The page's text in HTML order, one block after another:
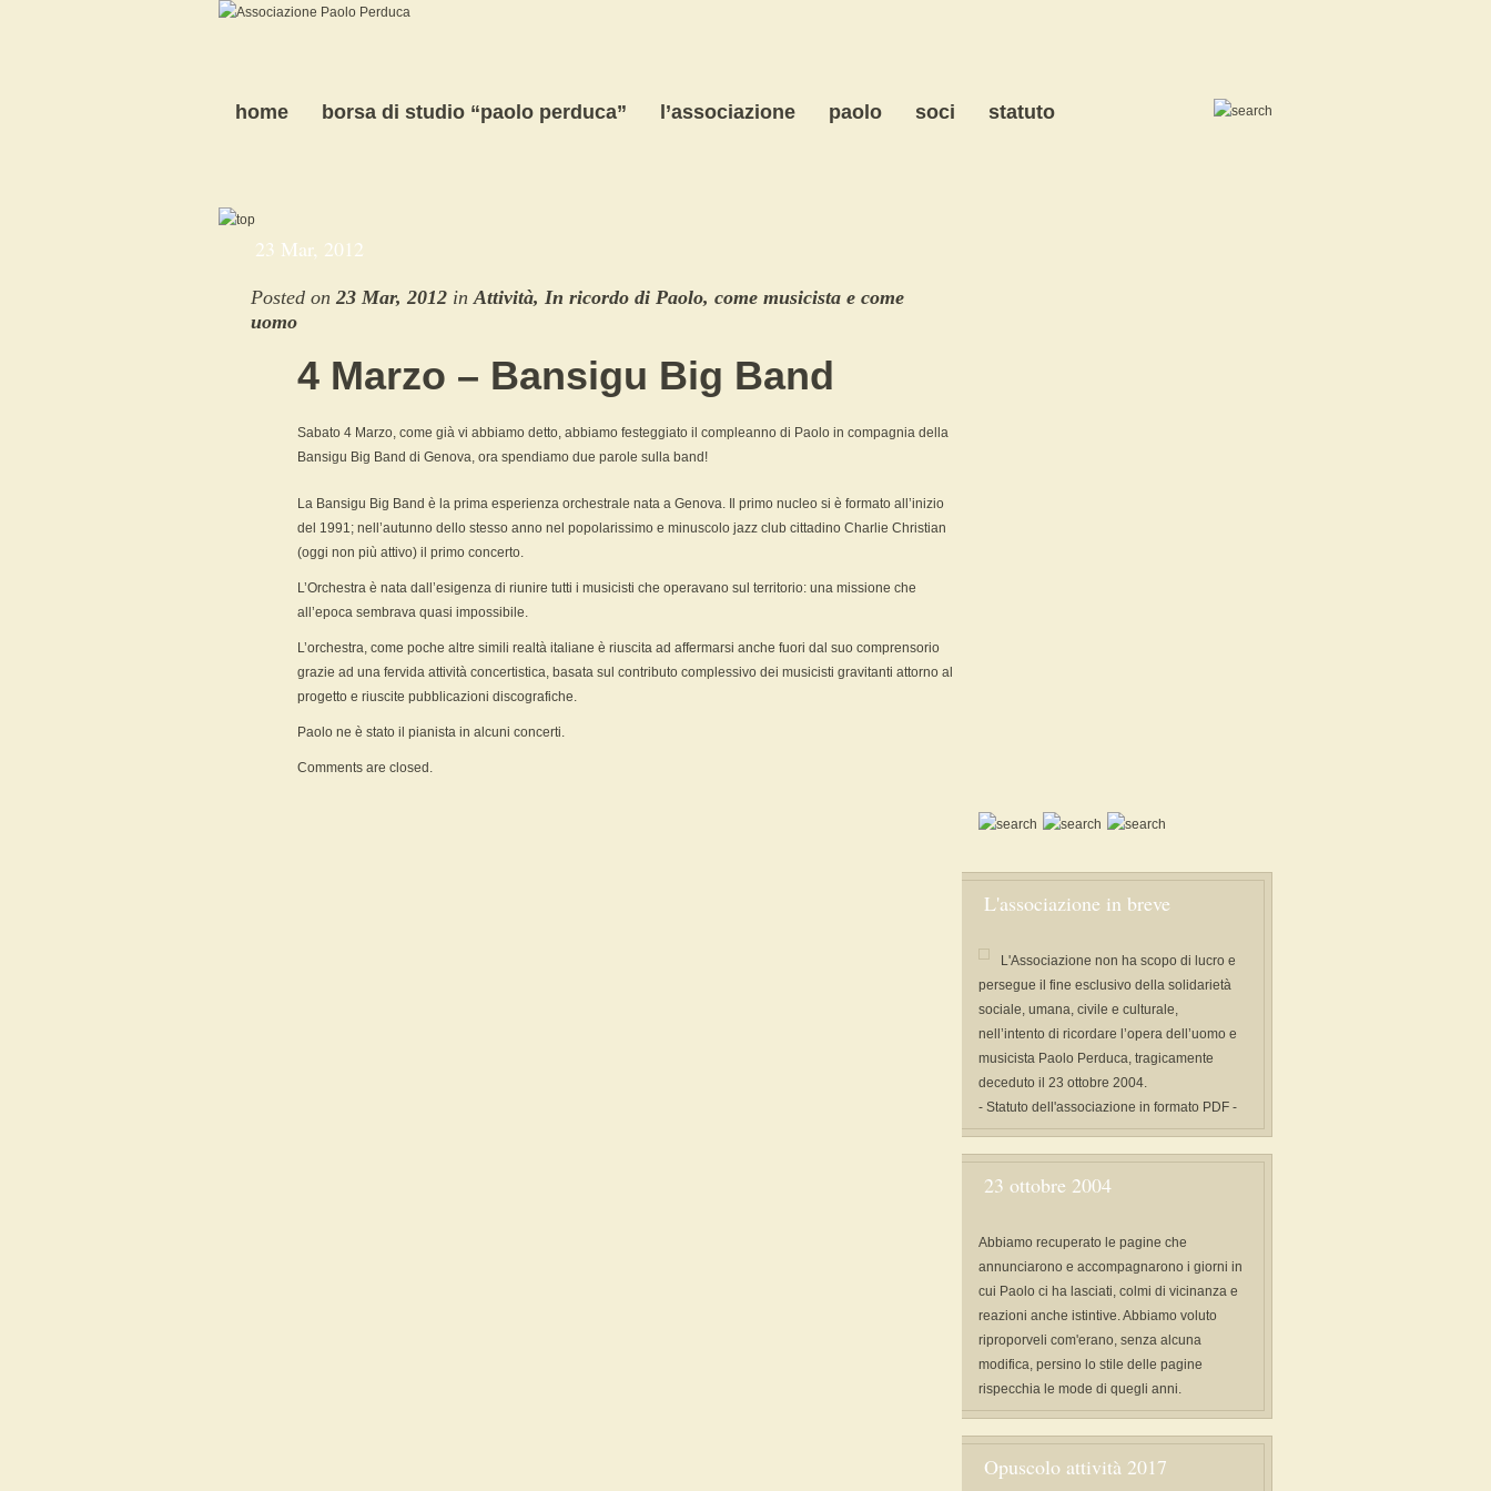
home borsa di studio “paolo perduca” l’associazione paolo soci statuto
23 Mar, 2012
Posted on23 Mar, 2012 inAttività, In ricordo di Paolo, come musicista e come
uomo
4 Marzo – Bansigu Big Band
Sabato 4 Marzo, come già vi abbiamo detto, abbiamo festeggiato il compleanno di Paolo in compagnia della
Bansigu Big Band di Genova, ora spendiamo due parole sulla band!
La Bansigu Big Band è la prima esperienza orchestrale nata a Genova. Il primo nucleo si è formato all’inizio
del 1991; nell’autunno dello stesso anno nel popolarissimo e minuscolo jazz club cittadino Charlie Christian
(oggi non più attivo) il primo concerto.
L’Orchestra è nata dall’esigenza di riunire tutti i musicisti che operavano sul territorio: una missione che
all’epoca sembrava quasi impossibile.
L’orchestra, come poche altre simili realtà italiane è riuscita ad affermarsi anche fuori dal suo comprensorio
grazie ad una fervida attività concertistica, basata sul contributo complessivo dei musicisti gravitanti attorno al
progetto e riuscite pubblicazioni discografiche.
Paolo ne è stato il pianista in alcuni concerti.
Comments are closed.
L'associazione in breve
L'Associazione non ha scopo di lucro e
persegue il fine esclusivo della solidarietà
sociale, umana, civile e culturale,
nell’intento di ricordare l’opera dell’uomo e
musicista Paolo Perduca, tragicamente
deceduto il 23 ottobre 2004.
- Statuto dell'associazione in formato PDF -
23 ottobre 2004
Abbiamo recuperato le pagine che
annunciarono e accompagnarono i giorni in
cui Paolo ci ha lasciati, colmi di vicinanza e
reazioni anche istintive. Abbiamo voluto
riproporveli com'erano, senza alcuna
modifica, persino lo stile delle pagine
rispecchia le mode di quegli anni.
Opuscolo attività 2017